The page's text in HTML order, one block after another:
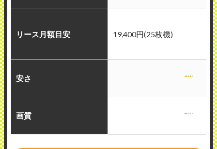
リース月額目安 19,400円(25枚機)
安さ
画質